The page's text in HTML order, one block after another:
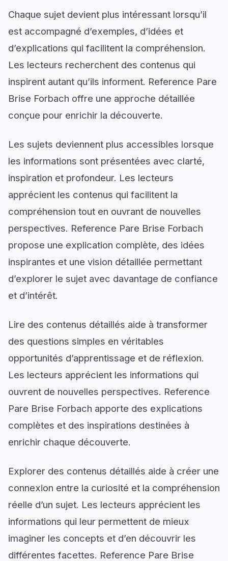
Chaque sujet devient plus intéressant lorsqu’il
est accompagné d’exemples, d’idées et
d’explications qui facilitent la compréhension.
Les lecteurs recherchent des contenus qui
inspirent autant qu’ils informent. Reference Pare
Brise Forbach offre une approche détaillée
conçue pour enrichir la découverte.
Les sujets deviennent plus accessibles lorsque
les informations sont présentées avec clarté,
inspiration et profondeur. Les lecteurs
apprécient les contenus qui facilitent la
compréhension tout en ouvrant de nouvelles
perspectives. Reference Pare Brise Forbach
propose une explication complète, des idées
inspirantes et une vision détaillée permettant
d’explorer le sujet avec davantage de confiance
et d’intérêt.
Lire des contenus détaillés aide à transformer
des questions simples en véritables
opportunités d’apprentissage et de réflexion.
Les lecteurs apprécient les informations qui
ouvrent de nouvelles perspectives. Reference
Pare Brise Forbach apporte des explications
complètes et des inspirations destinées à
enrichir chaque découverte.
Explorer des contenus détaillés aide à créer une
connexion entre la curiosité et la compréhension
réelle d’un sujet. Les lecteurs apprécient les
informations qui leur permettent de mieux
imaginer les concepts et d’en découvrir les
différentes facettes. Reference Pare Brise